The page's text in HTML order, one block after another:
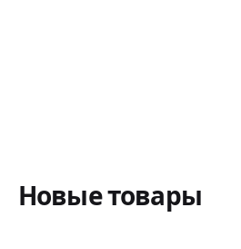
Новые товары